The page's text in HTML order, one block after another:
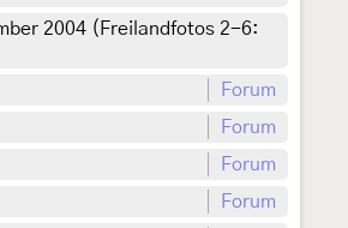
2004 (Freilandfotos 2-6:
Forum
Forum
Forum
Forum